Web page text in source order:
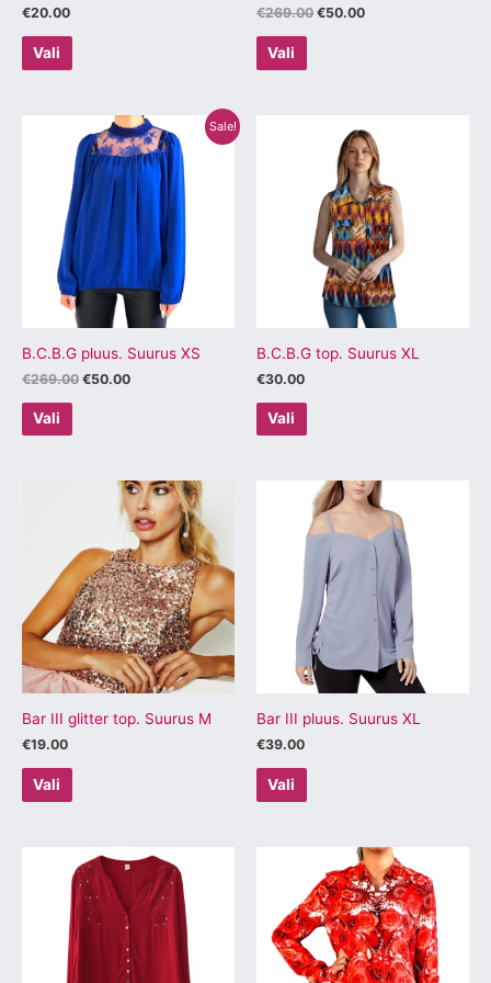
€20.00
Vali
€269.00 €50.00
Vali
Sale!
B.C.B.G pluus. Suurus XS
€269.00
Algne
hind
oli:
€269.00.
€50.00
Praegune
hind
on:
€50.00.
Vali
Sellel
tootel
on
mitu
varianti.
Valikuid
saab
teha
tootelehel.
B.C.B.G top. Suurus XL
€30.00
Vali
tootel
mitu
varianti.
Valikuid
saab
teha
tootelehel.
Bar III glitter top. Suurus M
€19.00
Vali
on
mitu
varianti.
Valikuid
saab
teha
tootelehel.
Bar III pluus. Suurus XL
€39.00
Vali
Sellel
tootel
on
mitu
varianti.
Valikuid
saab
teha
tootelehel.
Sellel
tootel
on
mitu
varianti.
tootel
on
mitu
varianti.